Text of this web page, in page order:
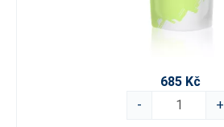
685 Kč
-
+